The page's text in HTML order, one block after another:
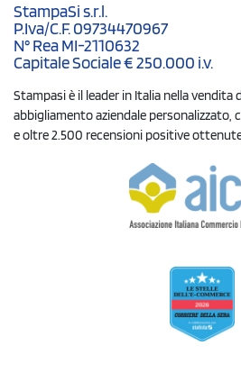
StampaSi s.r.l.
P.Iva/C.F. 09734470967
N° Rea MI-2110632
Capitale Sociale € 250.000 i.v.
Stampasi è il leader in Italia nella vendita
abbigliamento aziendale personalizzato,
e oltre 2.500 recensioni positive